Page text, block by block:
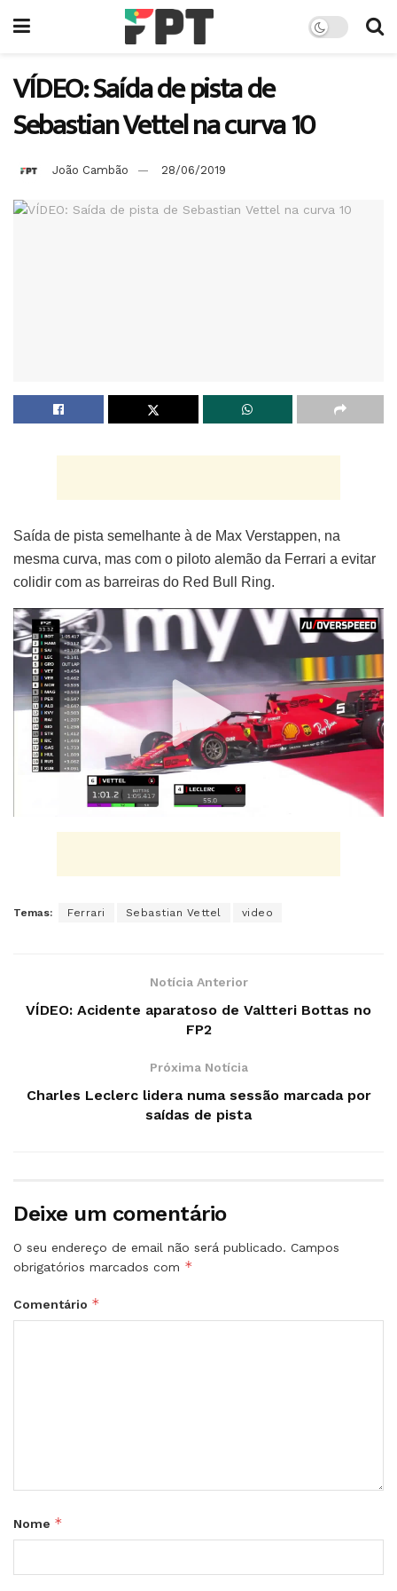
VÍDEO: Saída de pista de
Sebastian Vettel na curva 10
João Cambão 28/06/2019
Saída de pista semelhante à de Max Verstappen, na
mesma curva, mas com o piloto alemão da Ferrari a evitar
colidir com as barreiras do Red Bull Ring.
Temas: Ferrari Sebastian Vettel video
Notícia Anterior
VÍDEO: Acidente aparatoso de Valtteri Bottas no
FP2
Próxima Notícia
Charles Leclerc lidera numa sessão marcada por
saídas de pista
Deixe um comentário
O seu endereço de email não será publicado. Campos
obrigatórios marcados com *
Comentário *
Nome *